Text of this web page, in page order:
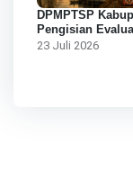
DPMPTSP
Pengisian
23 Juli 2026